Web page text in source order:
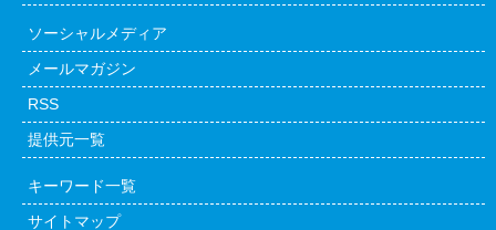
ソーシャルメディア
メールマガジン
RSS
提供元一覧
キーワード一覧
サイトマップ